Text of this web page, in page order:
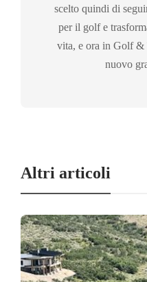
scelto quindi di
per il golf e
vita, e ora in Golf &
nuovo
Altri articoli